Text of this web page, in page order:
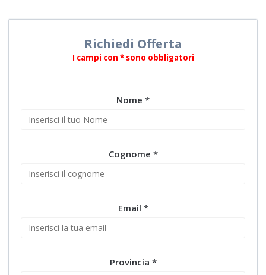
Richiedi Offerta
I campi con * sono obbligatori
Nome *
Cognome *
Email *
Provincia *